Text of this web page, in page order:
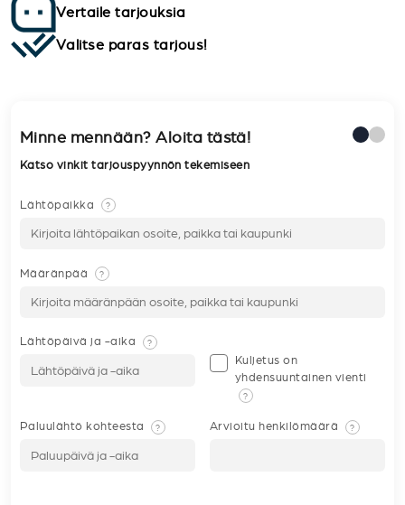
Vertaile tarjouksia
Valitse paras tarjous!
Minne mennään? Aloita tästä!
Katso vinkit tarjouspyynnön tekemiseen
Lähtöpaikka ?
Määränpää ?
Lähtöpäivä ja -aika ?
Kuljetus on
yhdensuuntainen vienti
?
Paluulähtö kohteesta ? Arvioitu henkilömäärä ?